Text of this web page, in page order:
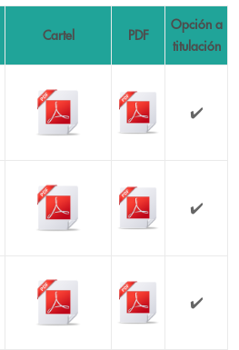
Cartel PDF
Opción a
titulación
✔️
✔️
✔️